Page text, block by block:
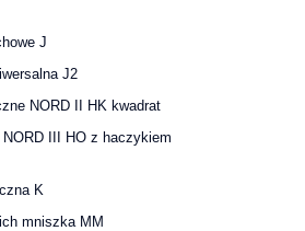
J
J2
NORD II HK kwadrat
III HO z haczykiem
K
mniszka MM